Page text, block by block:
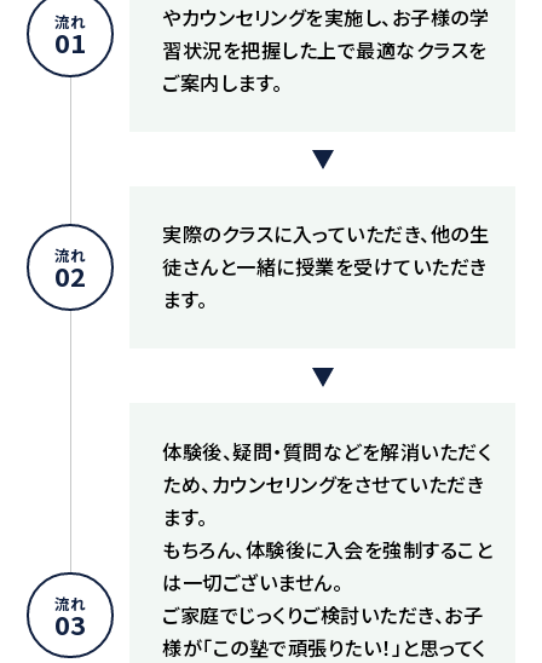
流れ
01
やカウンセリングを実施し、お子様の学
習状況を把握した上で最適なクラスを
ご案内します。
流れ
02
実際のクラスに入っていただき、他の生
徒さんと一緒に授業を受けていただき
ます。
流れ
03
体験後、疑問・質問などを解消いただく
ため、カウンセリングをさせていただき
ます。
もちろん、体験後に入会を強制すること
は一切ございません。
ご家庭でじっくりご検討いただき、お子
様が「この塾で頑張りたい！」と思ってく